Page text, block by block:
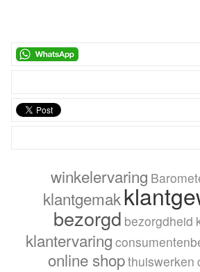
winkelervaring
klantgemak
bezorgd bezorgdheid
klantervaring
online shopthuiswerken